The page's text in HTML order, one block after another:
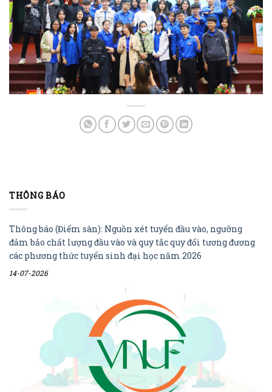
THÔNG BÁO
Thông báo (Điểm sàn): Nguồn xét tuyển đầu vào, ngưỡng
đảm bảo chất lượng đầu vào và quy tắc quy đổi tương đương
các phương thức tuyển sinh đại học năm 2026
14-07-2026